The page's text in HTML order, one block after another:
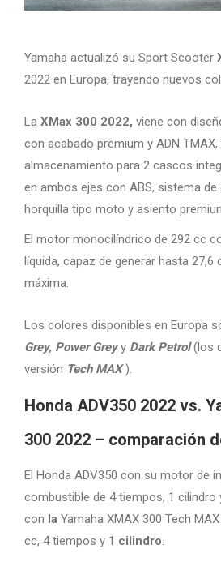
Yamaha actualizó su Sport Scooter
2022 en Europa, trayendo nuevos
La XMax 300 2022, viene con
con acabado premium y ADN
almacenamiento para 2 cascos
en ambos ejes con ABS, sistema
horquilla tipo moto y asiento
El motor monocilíndrico de 292 cc
líquida, capaz de generar hasta 27,6
máxima.
Los colores disponibles en Europa
Grey, Power Greyy Dark Petrol(los
versión Tech MAX).
Honda ADV350 2022 vs.
300 2022 – comparación
El Honda ADV350 con su motor de
combustible de 4 tiempos, 1
con la Yamaha XMAX 300 Tech
cc, 4 tiempos y 1 cilindro.